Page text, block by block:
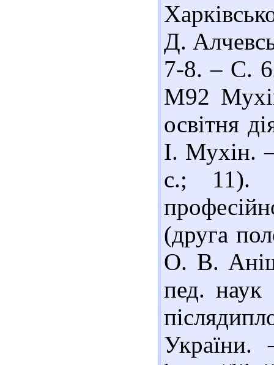
Д.
7-8. – С.
М92
освітня
І. Мухін.
с.; 11).
(друга
О. В.
пед. наук